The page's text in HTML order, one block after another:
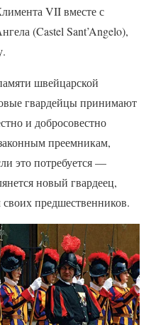
VII вместе с
(Castel Sant’Angelo),
швейцарской
гвардейцы принимают
и добросовестно
преемникам,
это потребуется —
новый гвардеец,
предшественников.